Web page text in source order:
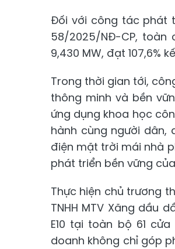
Đối với công tác phát
58/2025/NĐ-CP,
9,430 MW, đạt 107,6%
Trong thời gian tới,
thông minh và bền
ứng dụng khoa học
hành cùng người dân,
điện mặt trời mái nhà
phát triển bền vững
Thực hiện chủ trương
TNHH MTV Xăng dầu
E10 tại toàn bộ 61
doanh không chỉ góp